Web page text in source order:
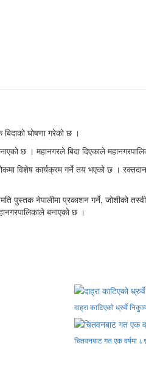
घोषणा गरेको छ ।
छ । महानगरले बिदा दिएकाले
विशेष कार्यक्रम गर्ने तय भएको छ ।
पुस्तक नेपालीमा प्रकाशन गर्ने, जोशीको
बनाएकाे छ ।
दाह्रा काटिएको ध्रुर्वे
चितवनबाट गत एक वर्षमा